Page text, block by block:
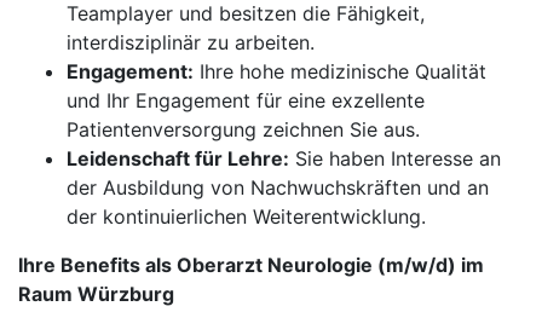
Teamplayer und besitzen die Fähigkeit,
interdisziplinär zu arbeiten.
Engagement: Ihre hohe medizinische Qualität
und Ihr Engagement für eine exzellente
Patientenversorgung zeichnen Sie aus.
Leidenschaft für Lehre: Sie haben Interesse an
der Ausbildung von Nachwuchskräften und an
der kontinuierlichen Weiterentwicklung.
Ihre Benefits als Oberarzt Neurologie (m/w/d) im
Raum Würzburg